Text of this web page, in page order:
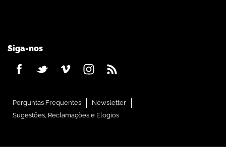
Siga-nos
Perguntas Frequentes
Newsletter
Sugestões, Reclamações e Elogios